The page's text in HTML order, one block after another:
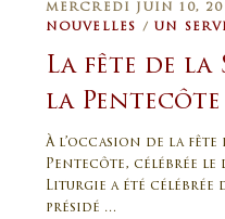
MERCREDI JUIN 10,
NOUVELLES
/UN
La fête de
la Pentecôte
À l’occasion de la
Pentecôte, célébrée le
Liturgie a été célébrée
présidé …